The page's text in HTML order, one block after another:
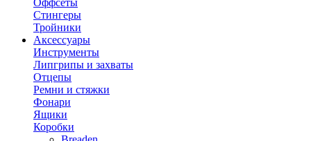
Оффсеты
Стингеры
Тройники
Аксессуары
Инструменты
Липгрипы и захваты
Отцепы
Ремни и стяжки
Фонари
Ящики
Коробки